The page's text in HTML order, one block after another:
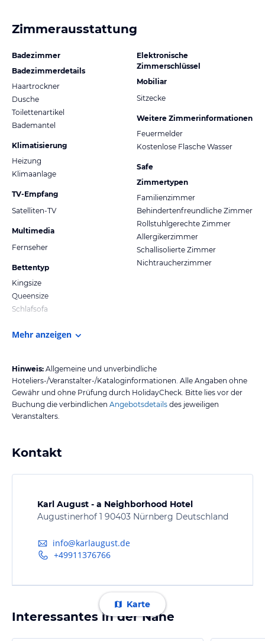
Zimmerausstattung
Badezimmer
Badezimmerdetails
Haartrockner
Dusche
Toilettenartikel
Bademantel
Klimatisierung
Heizung
Klimaanlage
TV-Empfang
Satelliten-TV
Multimedia
Fernseher
Bettentyp
Kingsize
Queensize
Schlafsofa
Elektronische
Zimmerschlüssel
Mobiliar
Sitzecke
Weitere Zimmerinformationen
Feuermelder
Kostenlose Flasche Wasser
Safe
Zimmertypen
Familienzimmer
Behindertenfreundliche Zimmer
Rollstuhlgerechte Zimmer
Allergikerzimmer
Schallisolierte Zimmer
Nichtraucherzimmer
Mehr anzeigen
Hinweis: Allgemeine und unverbindliche
Hoteliers-/Veranstalter-/Kataloginformationen. Alle Angaben ohne
Gewähr und ohne Prüfung durch HolidayCheck. Bitte lies vor der
Buchung die verbindlichen Angebotsdetails des jeweiligen
Veranstalters.
Kontakt
Karl August - a Neighborhood Hotel
Augustinerhof 1 90403 Nürnberg Deutschland
info@karlaugust.de
+49911376766
Karte
Interessantes in der Nähe